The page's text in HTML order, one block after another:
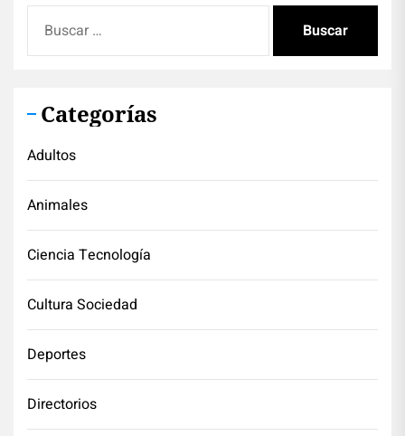
Categorías
Adultos
Animales
Ciencia Tecnología
Cultura Sociedad
Deportes
Directorios